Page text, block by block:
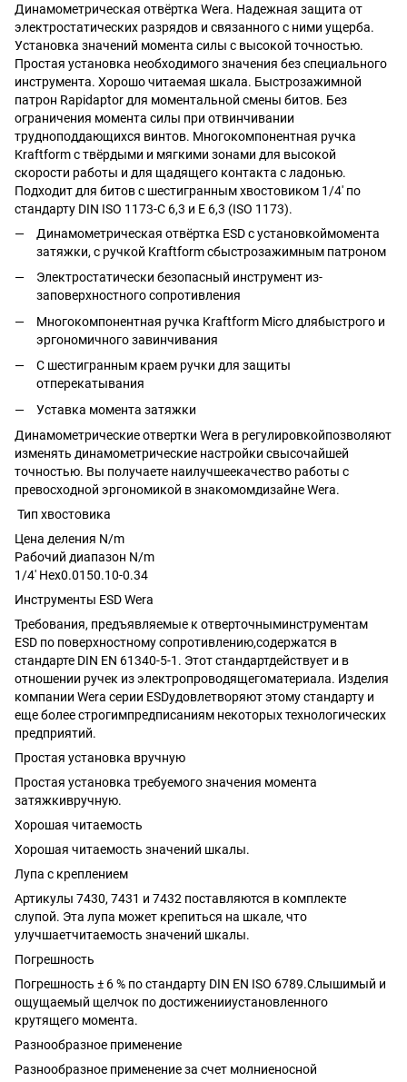
Динамометрическая отвёртка Wera. Надежная защита от
электростатических разрядов и связанного с ними ущерба.
Установка значений момента силы с высокой точностью.
Простая установка необходимого значения без специального
инструмента. Хорошо читаемая шкала. Быстрозажимной
патрон Rapidaptor для моментальной смены битов. Без
ограничения момента силы при отвинчивании
трудноподдающихся винтов. Многокомпонентная ручка
Kraftform с твёрдыми и мягкими зонами для высокой
скорости работы и для щадящего контакта с ладонью.
Подходит для битов с шестигранным хвостовиком 1/4' по
стандарту DIN ISO 1173-C 6,3 и E 6,3 (ISO 1173).
Динамометрическая отвёртка ESD с установкоймомента
затяжки, с ручкой Kraftform сбыстрозажимным патроном
Электростатически безопасный инструмент из-
заповерхностного сопротивления
Многокомпонентная ручка Kraftform Micro длябыстрого и
эргономичного завинчивания
С шестигранным краем ручки для защиты
отперекатывания
Уставка момента затяжки
Динамометрические отвертки Wera в регулировкойпозволяют
изменять динамометрические настройки свысочайшей
точностью. Вы получаете наилучшеекачество работы с
превосходной эргономикой в знакомомдизайне Wera.
Тип хвостовика
Цена деления N/m
Рабочий диапазон N/m
1/4' Hex0.0150.10-0.34
Инструменты ESD Wera
Требования, предъявляемые к отверточныминструментам
ESD по поверхностному сопротивлению,содержатся в
стандарте DIN EN 61340-5-1. Этот стандартдействует и в
отношении ручек из электропроводящегоматериала. Изделия
компании Wera серии ESDудовлетворяют этому стандарту и
еще более строгимпредписаниям некоторых технологических
предприятий.
Простая установка вручную
Простая установка требуемого значения момента
затяжкивручную.
Хорошая читаемость
Хорошая читаемость значений шкалы.
Лупа с креплением
Артикулы 7430, 7431 и 7432 поставляются в комплекте
слупой. Эта лупа может крепиться на шкале, что
улучшаетчитаемость значений шкалы.
Погрешность
Погрешность ± 6 % по стандарту DIN EN ISO 6789.Слышимый и
ощущаемый щелчок по достиженииустановленного
крутящего момента.
Разнообразное применение
Разнообразное применение за счет молниеносной